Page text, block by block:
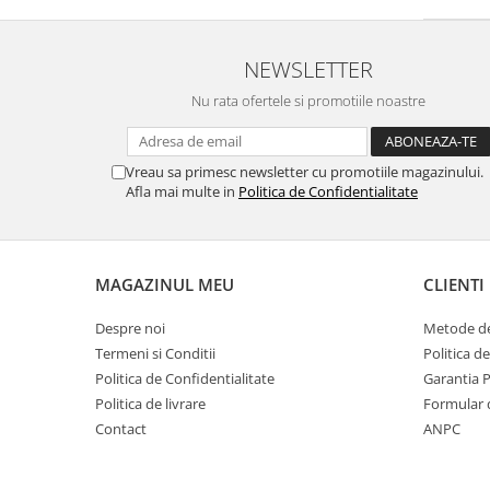
NEWSLETTER
Nu rata ofertele si promotiile noastre
Vreau sa primesc newsletter cu promotiile magazinului.
Afla mai multe in Politica de Confidentialitate
MAGAZINUL MEU
Despre noi
Termeni si Conditii
Politica de Confidentialitate
Politica de livrare
Contact
CLIENTI
Metode
Politica
Garantia
Formular
ANPC